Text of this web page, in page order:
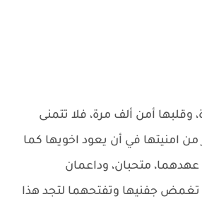
وقلبها أمن ألف مرة، فلا تتمنى
امنيتها في أن يعود اخويها كما
عهدهما، متحبان، وداعمان
تغمض جفنيها وتفتحهما لتجد هذا